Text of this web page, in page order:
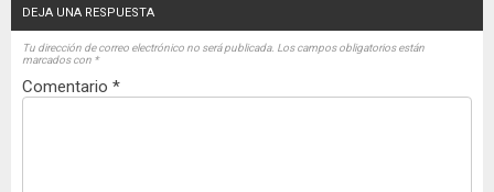
DEJA UNA RESPUESTA
Tu dirección de correo electrónico no será publicada. Los campos obligatorios están
marcados con *
Comentario *